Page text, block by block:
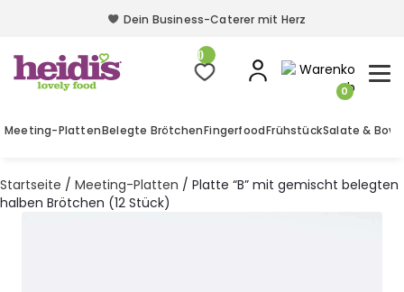
Dein Business-Caterer mit Herz
Dein Business-Caterer mit Herz
0
0
Meeting-PlattenBelegte BrötchenFingerfoodFrühstückSalate &
Startseite / Meeting-Platten / Platte “B” mit gemischt belegten
halben Brötchen (12 Stück)